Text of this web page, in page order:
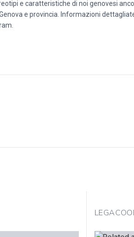
e caratteristiche di noi genovesi
e provincia. Informazioni